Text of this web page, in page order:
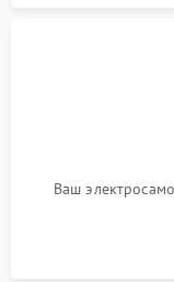
Ваш